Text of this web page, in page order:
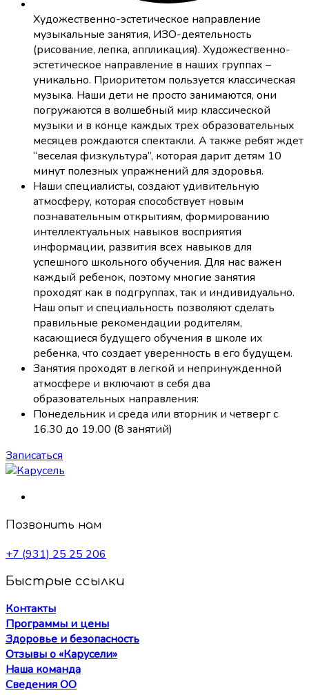
Художественно-эстетическое направление
музыкальные занятия, ИЗО-деятельность
(рисование, лепка, аппликация). Художественно-
эстетическое направление в наших группах –
уникально. Приоритетом пользуется классическая
музыка. Наши дети не просто занимаются, они
погружаются в волшебный мир классической
музыки и в конце каждых трех образовательных
месяцев рождаются спектакли. А также ребят ждет
“веселая физкультура”, которая дарит детям 10
минут полезных упражнений для здоровья.
Наши специалисты, создают удивительную
атмосферу, которая способствует новым
познавательным открытиям, формированию
интеллектуальных навыков восприятия
информации, развития всех навыков для
успешного школьного обучения. Для нас важен
каждый ребенок, поэтому многие занятия
проходят как в подгруппах, так и индивидуально.
Наш опыт и специальность позволяют сделать
правильные рекомендации родителям,
касающиеся будущего обучения в школе их
ребенка, что создает уверенность в его будущем.
Занятия проходят в легкой и непринужденной
атмосфере и включают в себя два
образовательных направления:
Понедельник и среда или вторник и четверг с
16.30 до 19.00 (8 занятий)
Записаться
Позвонить нам
+7 (931) 25 25 206
Быстрые ссылки
Контакты
Программы и цены
Здоровье и безопасность
Отзывы о «Карусели»
Наша команда
Сведения ОО